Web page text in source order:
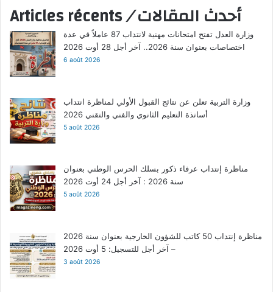
Articles récents/أحدث المقالات
وزارة العدل تفتح امتحانات مهنية لانتداب 87 عاملاً في عدة
اختصاصات بعنوان سنة 2026.. آخر أجل 28 أوت 2026
6 août 2026
وزارة التربية تعلن عن نتائج القبول الأولي لمناظرة انتداب
أساتذة التعليم الثانوي والفني والتقني 2026
5 août 2026
مناظرة إنتداب عرفاء ذكور بسلك الحرس الوطني بعنوان
سنة 2026 : آخر أجل 24 أوت 2026
5 août 2026
مناظرة إنتداب 50 كاتب للشؤون الخارجية بعنوان سنة 2026
– آخر أجل للتسجيل: 5 أوت 2026
3 août 2026